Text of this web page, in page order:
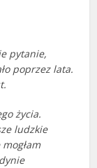
pytanie,
poprzez lata.
życia.
ludzkie